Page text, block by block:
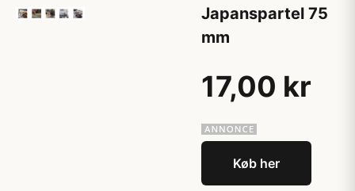
Japanspartel 75
mm
17,00 kr
Køb her